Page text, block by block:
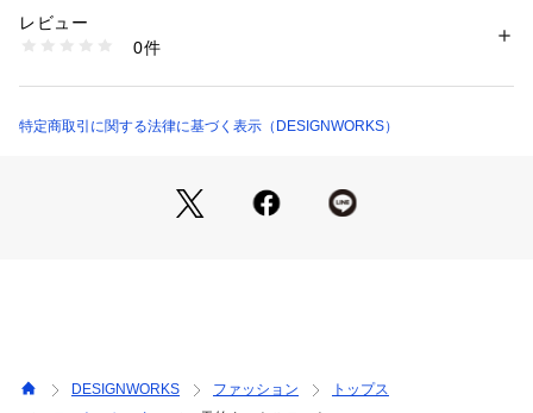
洗濯：ドライクリーニング
※詳しい洗濯方法については、商品の品質表示タグをご覧ください
35450540017 （ショップ）
レビュー
0件
特定商取引に関する法律に基づく表示（DESIGNWORKS）
DESIGNWORKS ファッション
トップス